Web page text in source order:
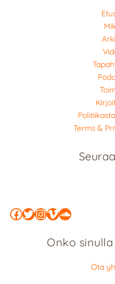
Terms &
Facebook
Twitter
Instagram
Vimeo
Onko
Ota